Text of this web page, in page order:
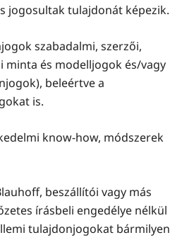
jogosultak tulajdonát képezik.
szabadalmi, szerzői,
minta és modelljogok és/vagy
beleértve a
is.
know-how, módszerek
beszállítói vagy más
írásbeli engedélye nélkül
tulajdonjogokat bármilyen